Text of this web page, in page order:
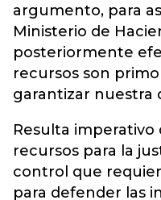
argumento, para
Ministerio de
posteriormente
recursos son
garantizar nuestra
Resulta imperativo
recursos para la
control que
para defender las